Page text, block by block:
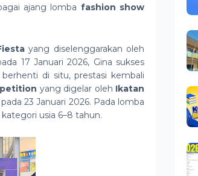
ajang lomba fashion show
yang diselenggarakan oleh
17 Januari 2026, Gina sukses
di situ, prestasi kembali
yang digelar oleh Ikatan
23 Januari 2026. Pada lomba
usia 6–8 tahun.